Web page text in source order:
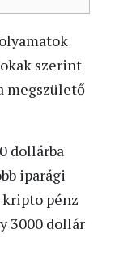
szerint
megszülető
dollárba
iparági
pénz
3000 dollár